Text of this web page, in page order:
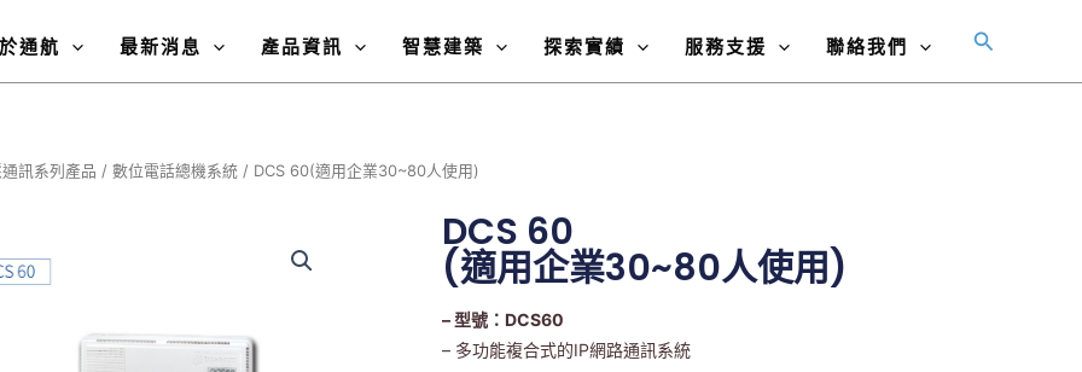
通航 最新消息 產品資訊 智慧建築 探索實績 服務支援 聯絡我們
搜
訊系列產品 / 數位電話總機系統 / DCS 60(適用企業30~80人使用)
DCS 60
(適用企業30~80人使用)
– 型號：DCS60
– 多功能複合式的IP網路通訊系統